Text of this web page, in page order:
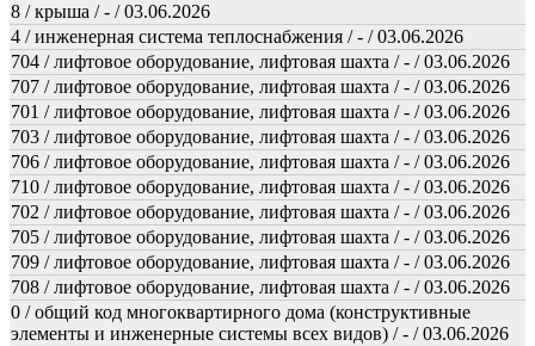
8 / крыша / - / 03.06.2026
4 / инженерная система теплоснабжения / - / 03.06.2026
704 / лифтовое оборудование, лифтовая шахта / - / 03.06.2026
707 / лифтовое оборудование, лифтовая шахта / - / 03.06.2026
701 / лифтовое оборудование, лифтовая шахта / - / 03.06.2026
703 / лифтовое оборудование, лифтовая шахта / - / 03.06.2026
706 / лифтовое оборудование, лифтовая шахта / - / 03.06.2026
710 / лифтовое оборудование, лифтовая шахта / - / 03.06.2026
702 / лифтовое оборудование, лифтовая шахта / - / 03.06.2026
705 / лифтовое оборудование, лифтовая шахта / - / 03.06.2026
709 / лифтовое оборудование, лифтовая шахта / - / 03.06.2026
708 / лифтовое оборудование, лифтовая шахта / - / 03.06.2026
0 / общий код многоквартирного дома (конструктивные
элементы и инженерные системы всех видов) / - / 03.06.2026